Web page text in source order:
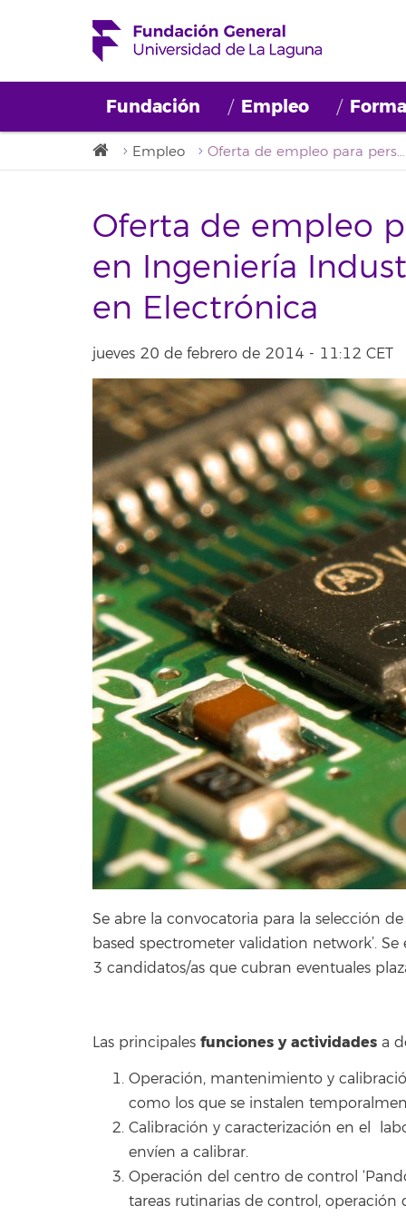
Fundación Empleo
Empleo Oferta de empleo para personas tituladas en Ingeniería Industrial con especialidad en Electrónica
Oferta de empleo
en Ingeniería
en Electrónica
jueves 20 de febrero de 2014 - 11:12 CET
Se abre la convocatoria para la selección
based spectrometer validation network’.
3 candidatos/as que cubran eventuales
Las principales funciones y actividades a
Operación, mantenimiento y
como los que se instalen
Calibración y caracterización en el
envíen a calibrar.
Operación del centro de control
tareas rutinarias de control, operación